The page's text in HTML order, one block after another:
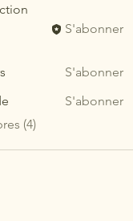
S'abonner
S'abonner
S'abonner
(4)